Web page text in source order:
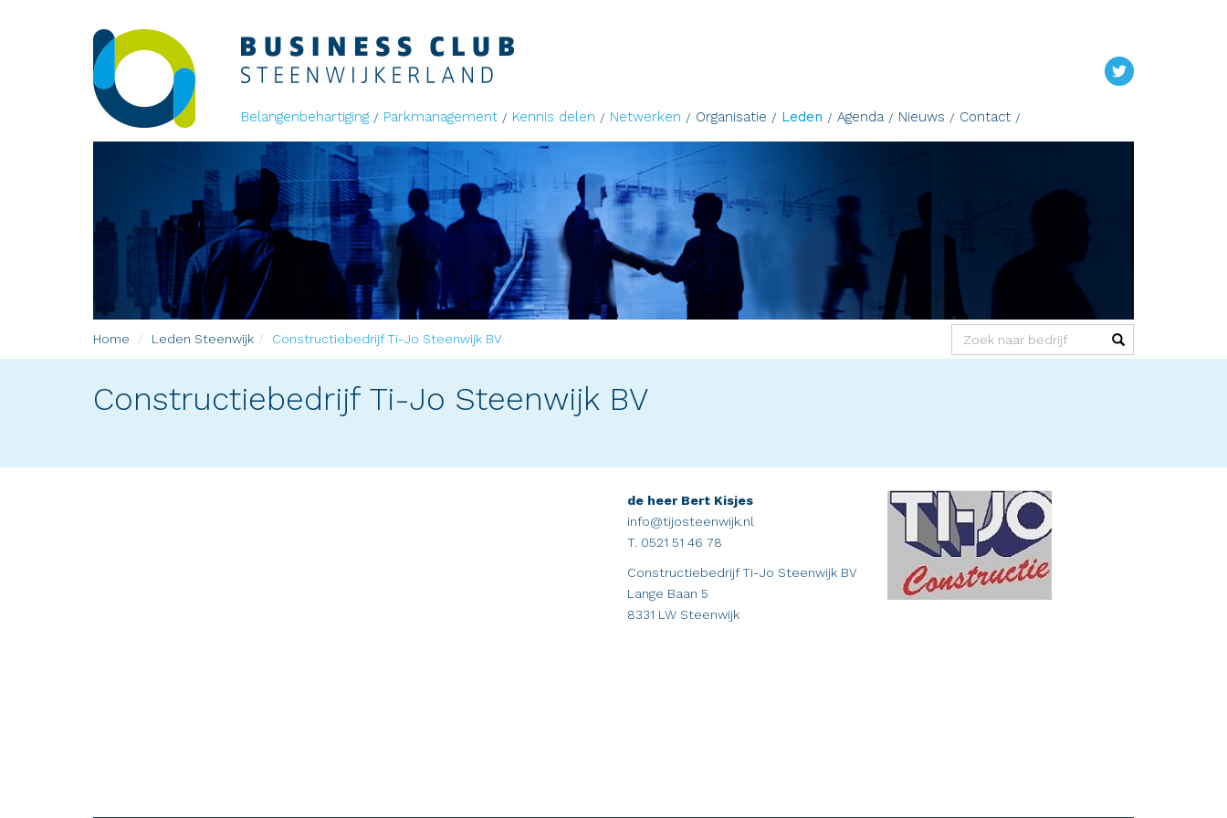
Belangenbehartiging Parkmanagement Kennis delen Netwerken Organisatie Leden Agenda Nieuws Contact
Home Leden Steenwijk
Constructiebedrijf Ti-Jo Steenwijk BV
Constructiebedrijf Ti-Jo Steenwijk BV
de heer Bert Kisjes
info@tijosteenwijk.nl
T. 0521 51 46 78
Constructiebedrijf Ti-Jo Steenwijk BV
Lange Baan 5
8331 LW Steenwijk